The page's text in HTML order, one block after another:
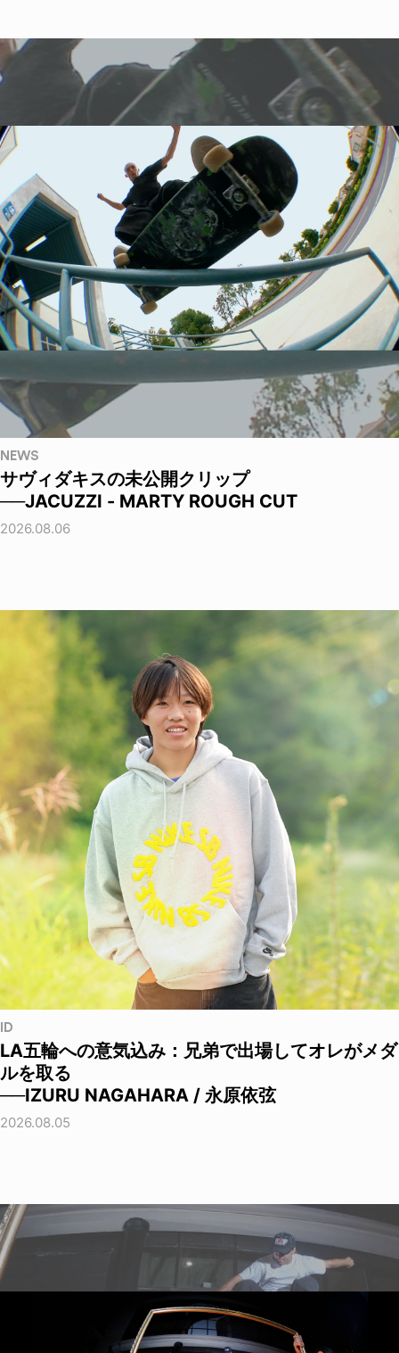
NEWS
サヴィダキスの未公開クリップ
──JACUZZI - MARTY ROUGH CUT
2026.08.06
ID
LA五輪への意気込み：兄弟で出場してオレがメダ
ルを取る
──IZURU NAGAHARA / 永原依弦
2026.08.05